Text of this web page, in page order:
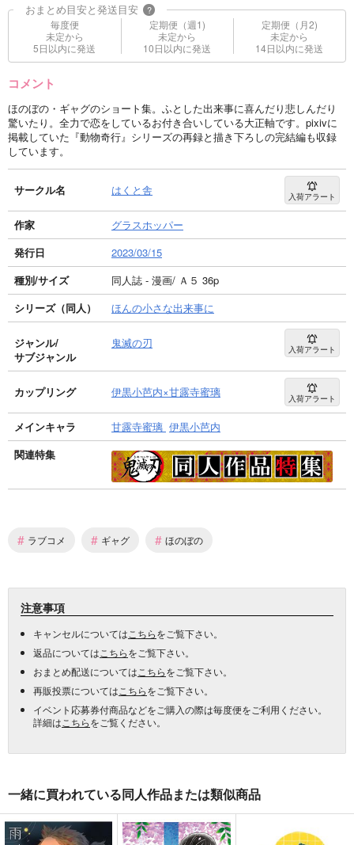
おまとめ目安と発送目安 ?
毎度便
未定から
5日以内に発送
定期便（週1)
未定から
10日以内に発送
定期便（月2)
未定から
14日以内に発送
コメント
ほのぼの・ギャグのショート集。ふとした出来事に喜んだり悲しんだり
驚いたり。全力で恋をしているお付き合いしている大正軸です。pixivに
掲載していた『動物奇行』シリーズの再録と描き下ろしの完結編も収録
しています。
サークル名 はくと舎 入荷アラート
作家
グラスホッパー
発行日
2023/03/15
種別/サイズ
同人誌 - 漫画/ Ａ５ 36p
シリーズ（同人）
ほんの小さな出来事に
ジャンル/
サブジャンル
鬼滅の刃 入荷アラート
カップリング 伊黒小芭内×甘露寺蜜璃 入荷アラート
メインキャラ 甘露寺蜜璃 伊黒小芭内
関連特集
# ラブコメ # ギャグ # ほのぼの
注意事項
キャンセルについては こちらをご覧下さい。
返品については こちらをご覧下さい。
おまとめ配送については こちらをご覧下さい。
再販投票については こちらをご覧下さい。
イベント応募券付商品などをご購入の際は毎度便をご利用ください。
詳細は こちらをご覧ください。
一緒に買われている同人作品または類似商品